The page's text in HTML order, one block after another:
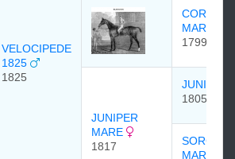
VELOCIPEDE
1825
1825
MARE
1799
JUNIPER
MARE
1817
JUNIPER
1805
MARE